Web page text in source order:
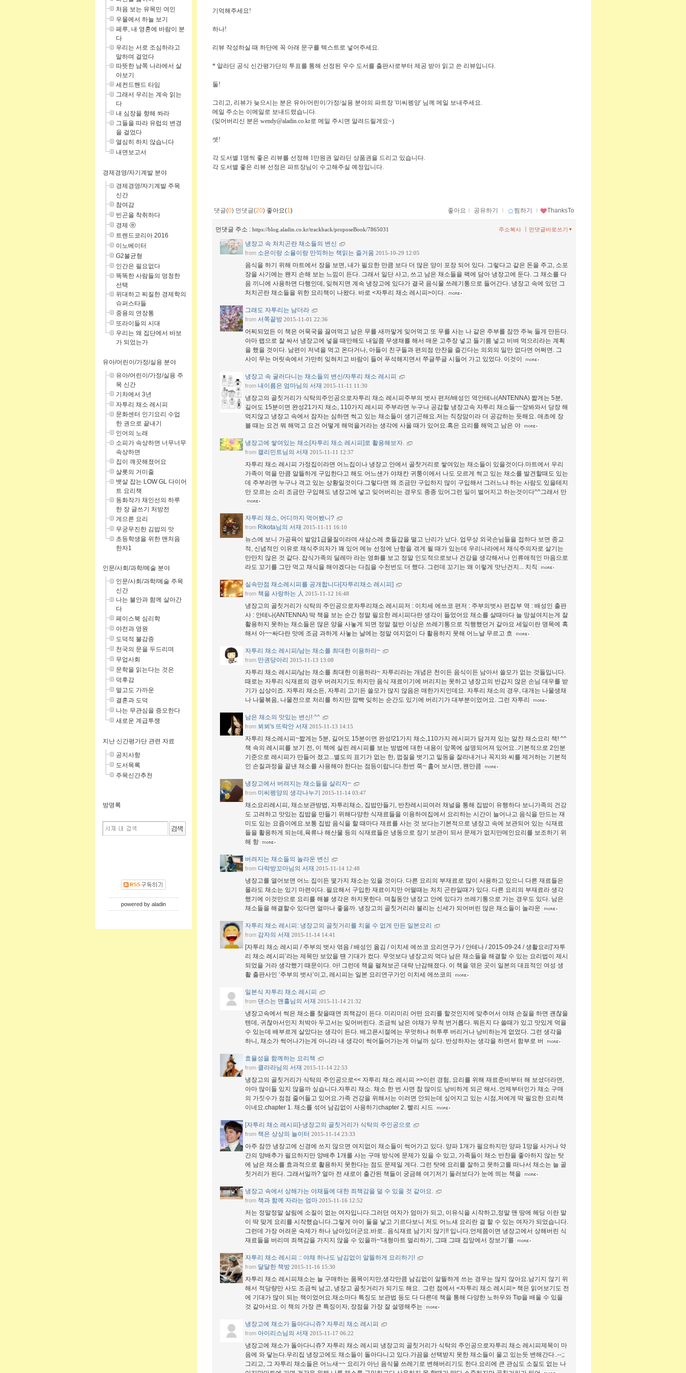
기억해주세요!
하나!
리뷰 작성하실 때 하단에 꼭 아래 문구를 텍스트로 넣어주세요.
* 알라딘 공식 신간평가단의 투표를 통해 선정된 우수 도서를 출판사로부터 제공 받아 읽고 쓴 리뷰입니다.
둘!
그리고, 리뷰가 늦으시는 분은 유아/어린이/가정/실용 분야의 파트장 '미씨펭양' 님께 메일 보내주세요.
메일 주소는 이메일로 보내드렸습니다.
(잊어버리신 분은 wendy@aladin.co.kr로 메일 주시면 알려드릴게요~)
셋!
각 도서별 1명씩 좋은 리뷰를 선정해 1만원권 알라딘 상품권을 드리고 있습니다.
각 도서별 좋은 리뷰 선정은 파트장님이 수고해주실 예정입니다.
댓글(0) 먼댓글(20) 좋아요(1) 좋아요 ｌ 공유하기 ｌ 찜하기 ｌ ThanksTo
먼댓글 주소 : https://blog.aladin.co.kr/trackback/proposeBook/7865031 먼댓글바로쓰기
주소복사
냉장고 속 처치곤란 채소들의 변신
from 소은이랑 소율이랑 만끽하는 책읽는 즐거움 2015-10-29 12:05
음식을 하기 위해 마트에서 장을 보면, 내가 필요한 만큼 보다 더 많은 양이 포장 되어 있다. 그렇다고 같은 돈을 주고, 소포
장을 사기에는 왠지 손해 보는 느낌이 든다. 그래서 일단 사고, 쓰고 남은 채소들을 팩에 담아 냉장고에 둔다. 그 채소를 다
음 끼니에 사용하면 다행인데, 잊혀지면 계속 냉장고에 있다가 결국 음식물 쓰레기통으로 들어간다. 냉장고 속에 있던 그
처치곤란 채소들을 위한 요리책이 나왔다. 바로 <자투리 채소 레시피>이다.
그래도 자투리는 남더라
from 서쪽끝방 2015-11-01 22:36
어찌되었든 이 책은 어묵국을 끓여먹고 남은 무를 새까맣게 잊어먹고 또 무를 사는 나 같은 주부를 잠깐 주눅 들게 만든다.
아마 랩으로 잘 싸서 냉장고에 넣을 때만해도 내일쯤 무생채를 해서 매운 고추장 넣고 들기름 넣고 비벼 먹으리라는 계획
을 했을 것이다. 남편이 저녁을 먹고 온다거나, 아들이 친구들과 편의점 만찬을 즐긴다는 의외의 일만 없다면 어쩌면. 그
사이 무는 머릿속에서 가만히 잊혀지고 바람이 들어 푸석해지면서 쭈글쭈글 시들어 가고 있었다. 이것이
냉장고 속 굴러다니는 채소들의 변신/자투리 채소 레시피
from 내이름은 엄마님의 서재 2015-11-11 11:30
냉장고의 골칫거리가 식탁의주인공으로자투리 채소 레시피주부의 벗사 편저/배성인 역안테나(ANTENNA) 짧게는 5분,
길어도 15분이면 완성21가지 채소, 110가지 레시피 주부라면 누구나 공감할 냉장고속 자투리 채소들~~장봐와서 당장 해
먹지않고 냉장고 속에서 잠자는 심하면 썩고 있는 채소들이 생기곤해요.저는 직장맘이라 더 공감하는 듯해요. 애초에 장
볼 때는 요건 뭐 해먹고 요건 어떻게 해먹을거라는 생각에 사올 때가 있어요.혹은 요리를 해먹고 남은 야
냉장고에 쌓여있는 채소[자투리 채소 레시피]로 활용해보자.
from 캘리민트님의 서재 2015-11-11 12:37
자투리 채소 레시피 가정집이라면 어느집이나 냉장고 안에서 골찻거리로 쌓여있는 채소들이 있을것이다.마트에서 우리
가족이 먹을 만큼 알뜰하게 구입한다고 해도 어느샌가 야채칸 귀퉁이에서 나도 모르게 썩고 있는 채소를 발견할때도 있는
데 주부라면 누구나 격고 있는 상황일것이다.그렇다면 왜 조금만 구입하지 많이 구입해서 그러느냐 하는 사람도 있을테지
만 모르는 소리 조금만 구입해도 냉장고에 넣고 잊어버리는 경우도 종종 있어그런 일이 벌어지고 하는것이다^^그래서 만
자투리 채소, 어디까지 먹어봤니?
from Rikota님의 서재 2015-11-11 16:10
뉴스에 보니 가공육이 발암1급물질이라며 새삼스레 호들갑을 떨고 난리가 났다. 업무상 외국손님들을 접하다 보면 종교
적, 신념적인 이유로 채식주의자가 꽤 있어 메뉴 선정에 난항을 겪게 될 때가 있는데 우리나라에서 채식주의자로 살기는
만만치 않은 것 같다. 잡식가족의 딜레마 라는 영화를 보고 정말 인도적으로보나 건강을 생각해서나 인류애적인 마음으로
라도 꼬기를 그만 먹고 채식을 해야겠다는 다짐을 수천번도 더 했다. 그런데 꼬기는 왜 이렇게 맛난건지... 치직
실속만점 채소레시피를 공개합니다[자투리채소 레시피]
from 책을 사랑하는 人 2015-11-12 16:48
냉장고의 골칫거리가 식탁의 주인공으로자투리채소 레시피저 : 이치세 에쓰코 편저 : 주부의벗사 편집부 역 : 배성인 출판
사 : 안테나(ANTENNA) 딱 책을 보는 순간 정말 필요한 레시피다란 생각이 들었어요 채소를 살때마다 늘 망설여지는게 잘
활용하지 못하는 채소들은 많은 양을 사놓게 되면 정말 절반 이상은 쓰레기통으로 직행했던거 같아요 세일이란 명목에 혹
해서 아~~싸다란 맛에 조금 과하게 사놓는 날에는 정말 여지없이 다 활용하지 못해 어느날 무르고 흐
자투리 채소 레시피/남는 채소를 최대한 이용하라~
from 만권당아리 2015-11-13 13:08
자투리 채소 레시피/남는 채소를 최대한 이용하라~ 자투리라는 개념은 천이든 음식이든 남아서 쓸모가 없는 것들입니다.
때로는 자투리 식재료의 경우 버려지기도 하지만 음식 재료이기에 버리지는 못하고 냉장고의 반갑지 않은 손님 대우를 받
기가 십상이죠. 자투리 채소든, 자투리 고기든 쓸모가 많지 않음은 매한가지인데요. 자투리 채소의 경우, 대개는 나물생채
나 나물볶음, 나물전으로 처리를 하지만 깜빡 잊히는 순간도 있기에 버리기가 대부분이었어요. 그런 자투리
남은 채소의 맛있는 변신! ^^
from 뵈뵈's 뜨락안 서재 2015-11-13 14:15
자투리 채소레시피~짧게는 5분, 길어도 15분이면 완성!21가지 채소,110가지 레시피가 담겨져 있는 알찬 채소요리 책! ^^
책 속의 레시피를 보기 전, 이 책에 실린 레시피를 보는 방법에 대한 내용이 앞쪽에 설명되어져 있어요..기본적으로 2인분
기준으로 레시피가 만들어 졌고...별도의 표기가 없는 한, 껍질을 벗기고 밑동을 잘라내거나 꼭지와 씨를 제거하는 기본적
인 손질과정을 끝낸 채소를 사용해야 한다는 점등이랍니다.한번 쭉~ 훑어 보시면, 왠만큼
냉장고에서 버려지는 채소들을 살리자~
from 미씨펭양의 생각나누기 2015-11-14 03:47
채소요리레시피, 채소보관방법, 자투리채소, 집밥만들기, 반찬레시피여러 채널을 통해 집밥이 유행하다 보니가족의 건강
도 고려하고 맛있는 집밥을 만들기 위해다양한 식재료들을 이용하여집에서 요리하는 시간이 늘어나고 음식을 만드는 재
미도 있는 요즘이에요.보통 집밥 음식을 할 때마다 재료를 사는 것 보다는기본적으로 냉장고 속에 보관되어 있는 식재료
들을 활용하게 되는데,육류나 해산물 등의 식재료들은 냉동으로 장기 보관이 되서 문제가 없지만메인요리를 보조하기 위
해 항
버려지는 채소들의 놀라운 변신
from 다락방꼬마님의 서재 2015-11-14 12:48
냉장고를 열어보면 어느 집이든 몇가지 채소는 있을 것이다. 다른 요리의 부재료로 많이 사용하고 있으니 다른 재료들은
몰라도 채소는 있기 마련이다. 필요해서 구입한 재료이지만 어떨때는 처치 곤란일때가 있다. 다른 요리의 부재료라 생각
했기에 이것만으로 요리를 해볼 생각은 하지못한다. 며칠동안 냉장고 안에 있다가 쓰레기통으로 가는 경우도 있다. 남은
채소들을 해결할수 있다면 얼마나 좋을까. 냉장고의 골칫거리라 불리는 신세가 되어버린 많은 채소들이 놀라운
자투리 채소 레시피: 냉장고의 골칫거리를 치울 수 없게 만든 일본요리
from 감자의 서재 2015-11-14 14:41
[자투리 채소 레시피 / 주부의 벗사 엮음 / 배성인 옮김 / 이치세 에쓰코 요리연구가 / 안테나 / 2015-09-24 / 생활요리]‘자투
리 채소 레시피’라는 제목만 보았을 땐 기대가 컸다. 무엇보다 냉장고의 먹다 남은 채소들을 해결할 수 있는 요리법이 제시
되었을 거라 생각했기 때문이다. 아! 그런데 책을 펼쳐보곤 대략 난감해졌다. 이 책을 엮은 곳이 일본의 대표적인 여성 생
활 출판사인 ‘주부의 벗사’이고, 레시피는 일본 요리연구가인 이치세 에쓰코의
일본식 자투리 채소 레시피
from 댄스는 맨홀님의 서재 2015-11-14 21:32
냉장고속에서 썩은 채소를 찾을때면 죄책감이 든다. 미리미리 어떤 요리를 할것인지에 맞추어서 야채 손질을 하면 괜찮을
텐데, 귀찮아서인지 처박아 두고서는 잊어버린다. 조금씩 남은 야채가 무척 번거롭다. 뭐든지 다 쓸때가 있고 맛있게 먹을
수 있는데 배부르게 살았다는 생각이 든다. 배고픈시절에는 무엇하나 허투루 버리거나 낭비하는게 없었다. 그런 생각을
하니, 채소가 썩어나가는게 아니라 내 생각이 썩어들어가는게 아닐까 싶다. 반성하자는 생각을 하면서 함부로 버
효율성을 함께하는 요리책
from 클라라님의 서재 2015-11-14 22:53
냉장고의 골칫거리가 식탁의 주인공으로<< 자투리 채소 레시피 >>이런 경험, 요리를 위해 재료준비부터 해 보셨더라면,
아마 많이들 있지 않을까 싶습니다.자투리 채소. 채소 한 번 사면 참 많이도 낭비하게 되곤 해서..언제부터인가 채소 구매
의 가짓수가 점점 줄어들고 있어요.가족 건강을 위해서는 이러면 안되는데 싶어지고 있는 시점,저에게 딱 필요한 요리책
이네요.chapter 1. 채소를 섞어 남김없이 사용하기chapter 2. 빨리 시드
[자투리 채소 레시피]-냉장고의 골칫거리가 식탁의 주인공으로
from 책은 상상의 놀이터 2015-11-14 23:33
아주 잠깐 냉장고에 신경에 쓰지 않으면 여지없이 채소들이 썩어가고 있다. 양파 1개가 필요하지만 양파 1망을 사거나 약
간의 양배추가 필요하지만 양배추 1개를 사는 구매 방식에 문제가 있을 수 있고, 가족들이 채소 반찬을 좋아하지 않는 탓
에 남은 채소를 효과적으로 활용하지 못한다는 점도 문제일 게다. 그런 탓에 요리를 잘하고 못하고를 떠나서 채소는 늘 골
칫거리가 된다. 그래서일까? 얼마 전 새로이 출간된 책들이 궁금해 여기저기 둘러보다가 눈에 띄는 책을
냉장고 속에서 상해가는 야채들에 대한 죄책감을 덜 수 있을 것 같아요.
from 책과 함께 자라는 엄마 2015-11-16 12:52
저는 정말정말 살림에 소질이 없는 여자입니다.그러던 여자가 엄마가 되고, 이유식을 시작하고,정말 맨 땅에 헤딩 이란 말
이 딱 맞게 요리를 시작했습니다.그렇게 아이 둘을 낳고 기르다보니 저도 어느새 요리란 걸 할 수 있는 여자가 되었습니다.
그런데 가장 어려운 숙제가 하나 남아있더군요.바로.. 음식재료 남기지 않기!! 입니다.언제쯤이면 냉장고에서 상해버린 식
재료들을 버리며 죄책감을 가지지 않을 수 있을까~'대형마트 멀리하기, 그때 그때 집앞에서 장보기'를
자투리 채소 레시피 :: 야채 하나도 남김없이 알뜰하게 요리하기!
from 달달한 책방 2015-11-16 15:30
자투리 채소 레시피​​​​​채소는 늘 구매하는 품목이지만,생각만큼 남김없이 알뜰하게 쓰는 경우는 많지 않아요.남기지 않기 위
해서 적당량만 사도 조금씩 남고, 냉장고 골칫거리가 되기도 해요.​ ​ ​그런 점에서 <자투리 채소 레시피> 책은 읽어보기도 전
에 기대가 많이 되는 책이었어요.채소마다 특징도 보관법 등도 다 다른데 책을 통해 다양한 노하우와 Tip을 배울 수 있을
것 같아서요. 이 책의 가장 큰 특징이자, 장점을 가장 잘 설명해주는
냉장고에 채소가 돌아다니쥬? 자투리 채소 레시피
from 아이리스님의 서재 2015-11-17 06:22
냉장고에 채소가 돌아다니쥬? 자투리 채소 레시피 냉장고의 골칫거리가 식탁의 주인공으로자투리 채소 레시피제목이 마
음에 와 닿는다.우리집 냉장고에도 채소들이 돌아다니고 있다.가끔을 선택받지 못한 채소들이 울고 있는듯 변해간다..--;;
그리고, 그 자투리 채소들은 어느새~~ 요리가 아닌 음식물 쓰레기로 변해버리기도 한다.요리에 큰 관심도 소질도 없는 나
처음 보는 유목민 여인
우물에서 하늘 보기
페루, 내 영혼에 바람이 분
다
우리는 서로 조심하라고
말하며 걸었다
따뜻한 남쪽 나라에서 살
아보기
세컨드핸드 타임
그래서 우리는 계속 읽는
다
내 심장을 향해 쏴라
그들을 따라 유럽의 변경
을 걸었다
열심히 하지 않습니다
내면보고서
경제경영/자기계발 분야
경제경영/자기계발 주목
신간
참여감
빈곤을 착취하다
경제 ⓔ
트렌드코리아 2016
이노베이터
G2불균형
인간은 필요없다
똑똑한 사람들의 멍청한
선택
위대하고 찌질한 경제학의
슈퍼스타들
중용의 연장통
또라이들의 시대
우리는 왜 집단에서 바보
가 되었는가
유아/어린이/가정/실용 분야
유아/어린이/가정/실용 주
목 신간
기차에서 3년
자투리 채소 레시피
문화센터 인기요리 수업
한 권으로 끝내기
인어의 노래
소피가 속상하면 너무너무
속상하면
집이 깨끗해졌어요
샬롯의 거미줄
뱃살 잡는 LOW GL 다이어
트 요리책
동화작가 채인선의 하루
한 장 글쓰기 처방전
게으른 요리
무궁무진한 김밥의 맛
초등학생을 위한 맨처음
한자1
인문/사회/과학/예술 분야
인문/사회/과학/예술 주목
신간
나는 불안과 함께 살아간
다
페이스북 심리학
야전과 영원
도덕적 불감증
천국의 문을 두드리며
무업사회
문학을 읽는다는 것은
덕후감
멀고도 가까운
결혼과 도덕
나는 무관심을 증오한다
새로운 계급투쟁
지난 신간평가단 관련 자료
공지사항
도서목록
주목신간추천
방명록
powered by aladin